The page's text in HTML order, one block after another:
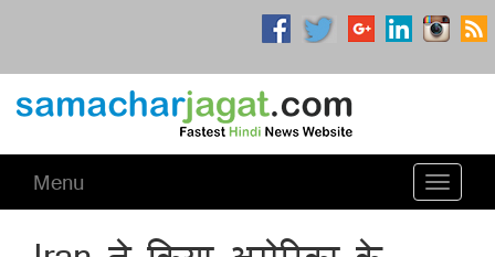
Toggle
Menu